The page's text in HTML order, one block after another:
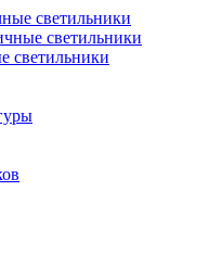
светильники
светильники
светильники